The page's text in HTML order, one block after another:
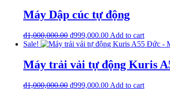
₫1,000,000.00.₫999,000.00.
Máy Dập cúc tự động
₫1,000,000.00 Original
price
₫1,000,000.00.
₫999,000.00Current
price
₫999,000.00.
Add to cart
Sale!
Máy trải vải tự động Kuris
₫1,000,000.00 Original
₫999,000.00Current
Add to cart